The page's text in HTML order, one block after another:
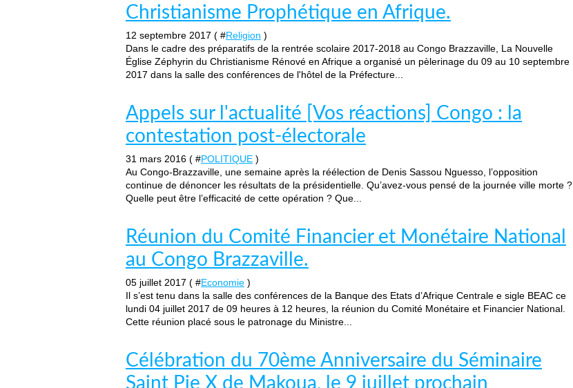
Christianisme Prophétique en Afrique.
12 septembre 2017 ( #Religion )
Dans le cadre des préparatifs de la rentrée scolaire 2017-2018 au Congo Brazzaville, La Nouvelle
Église Zéphyrin du Christianisme Rénové en Afrique a organisé un pèlerinage du 09 au 10 septembre
2017 dans la salle des conférences de l'hôtel de la Préfecture...
Appels sur l'actualité [Vos réactions] Congo : la
contestation post-électorale
31 mars 2016 ( #POLITIQUE )
Au Congo-Brazzaville, une semaine après la réélection de Denis Sassou Nguesso, l’opposition
continue de dénoncer les résultats de la présidentielle. Qu’avez-vous pensé de la journée ville morte ?
Quelle peut être l’efficacité de cette opération ? Que...
Réunion du Comité Financier et Monétaire National
au Congo Brazzaville.
05 juillet 2017 ( #Economie )
Il s’est tenu dans la salle des conférences de la Banque des Etats d’Afrique Centrale e sigle BEAC ce
lundi 04 juillet 2017 de 09 heures à 12 heures, la réunion du Comité Monétaire et Financier National.
Cette réunion placé sous le patronage du Ministre...
Célébration du 70ème Anniversaire du Séminaire
Saint Pie X de Makoua, le 9 juillet prochain